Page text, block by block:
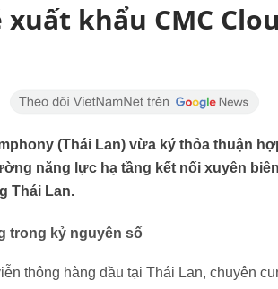
xuất khẩu CMC
(Thái Lan) vừa ký thỏa thuận
năng lực hạ tầng kết nối xuyên
Thái Lan.
trong kỷ nguyên số
thông hàng đầu tại Thái Lan, chuyên